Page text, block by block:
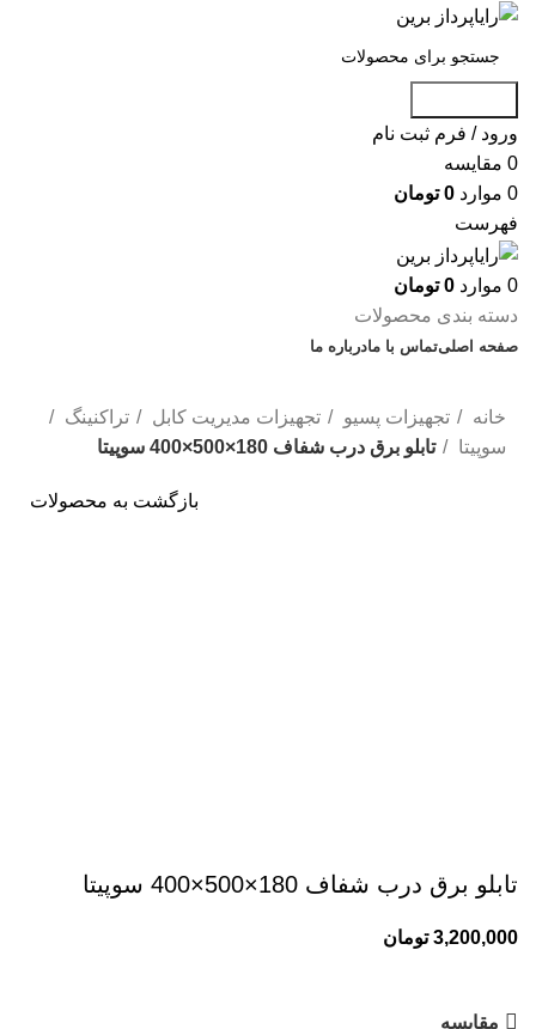
ورود / فرم ثبت نام
0 مقایسه
0 موارد 0 تومان
فهرست
0 موارد 0 تومان
دسته بندی محصولات
صفحه اصلیتماس با مادرباره ما
خانه تجهیزات پسیو تجهیزات مدیریت کابل
تراکنینگ
سوپیتا
تابلو برق درب شفاف 180×500×400 سوپیتا
بازگشت به محصولات
تابلو برق درب شفاف 180×500×400 سوپیتا
3,200,000 تومان
مقایسه